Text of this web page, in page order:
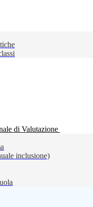
di Valutazione
inclusione)